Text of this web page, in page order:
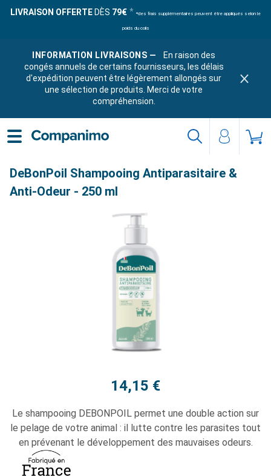
LIVRAISON OFFERTE DÈS 79€ *des frais supplémentaires peuvent être appliqués selon le
poids du colis
INFORMATION LIVRAISONS —
En raison des
congés annuels de certains fournisseurs, les délais
d'expédition peuvent être légèrement allongés sur
une sélection de produits. Merci de votre
compréhension.
DeBonPoil Shampooing Antiparasitaire &
Anti-Odeur - 250 ml
14,15 €
Le shampooing DEBONPOIL permet une double action sur
le pelage de votre animal : il lutte contre les parasites tout
en prévenant le développement des mauvaises odeurs.